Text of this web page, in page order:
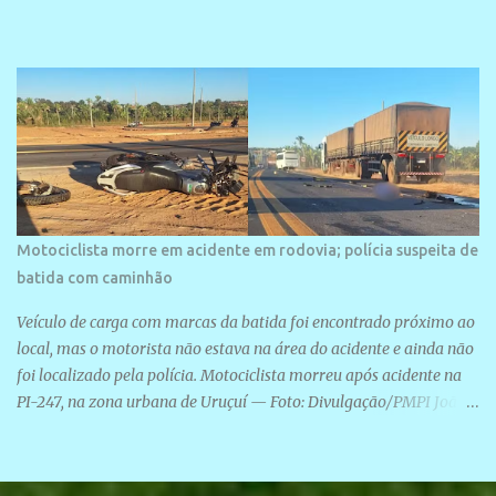
Motociclista morre em acidente em rodovia; polícia suspeita de
batida com caminhão
Veículo de carga com marcas da batida foi encontrado próximo ao
local, mas o motorista não estava na área do acidente e ainda não
foi localizado pela polícia. Motociclista morreu após acidente na
PI-247, na zona urbana de Uruçuí — Foto: Divulgação/PMPI João
A Polícia Militar informou que um caminhão com marcas de